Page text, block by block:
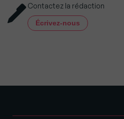
Contactez la rédaction
Écrivez-nous